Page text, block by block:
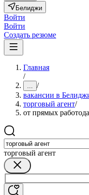
Белиджи
Войти
Войти
Создать резюме
Главная
/
... /
вакансии в
торговый агент/
от прямых
торговый агент